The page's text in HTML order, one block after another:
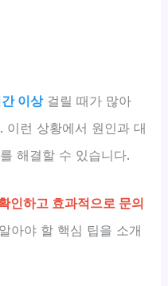
이상걸릴 때가 많아
이런 상황에서 원인과 대
해결할 수 있습니다.
인하고 효과적으로 문의
아야 할 핵심 팁을 소개